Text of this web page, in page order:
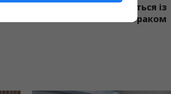
Завтра Саджавка прощатиметься із
Василем Півтораком